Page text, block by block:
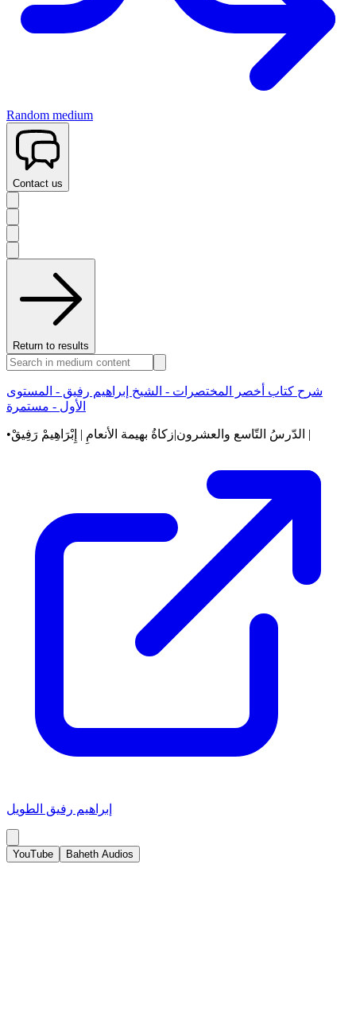
Random medium
Contact us
Return to results
شرح كتاب أخصر المختصرات - الشيخ إبراهيم رفيق - المستوى
الأول - مستمرة
•الدّرسُ التّاسع والعشرون|زكاةُ بهيمة الأنعامِ | إِبْرَاهِيمْ رَفِيقْ |
إبراهيم رفيق الطويل
YouTube Baheth Audios